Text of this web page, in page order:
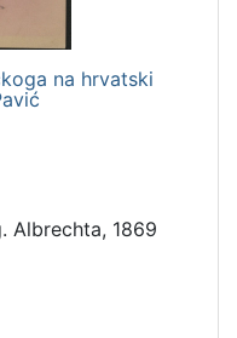
na hrvatski
Albrechta, 1869